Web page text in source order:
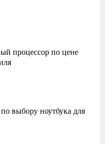
процессор по цене
выбору ноутбука для